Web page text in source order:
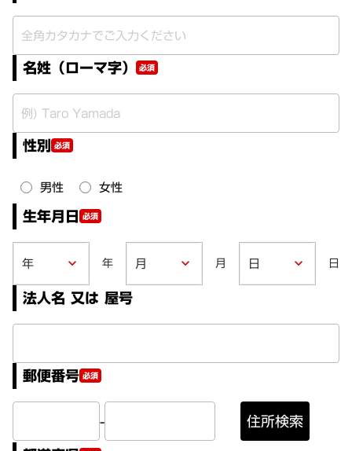
名姓（ローマ字） 必須
性別 必須
男性 女性
生年月日 必須
keyboard_arrow_down 年 keyboard_arrow_down 月 keyboard_arrow_down 日
法人名 又は 屋号
郵便番号 必須
-
住所検索